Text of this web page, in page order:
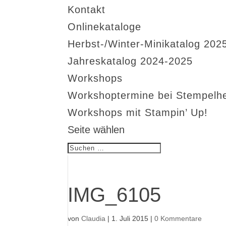
Kontakt
Onlinekataloge
Herbst-/Winter-Minikatalog
Jahreskatalog 2024-2025
Workshops
Workshoptermine bei
Workshops mit Stampin’ Up!
Seite wählen
IMG_6105
vonClaudia | 1. Juli 2015 |0 Kommentare